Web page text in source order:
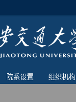
院系设置 组织机构